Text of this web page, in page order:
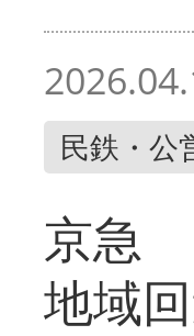
民鉄・公
京急
地域